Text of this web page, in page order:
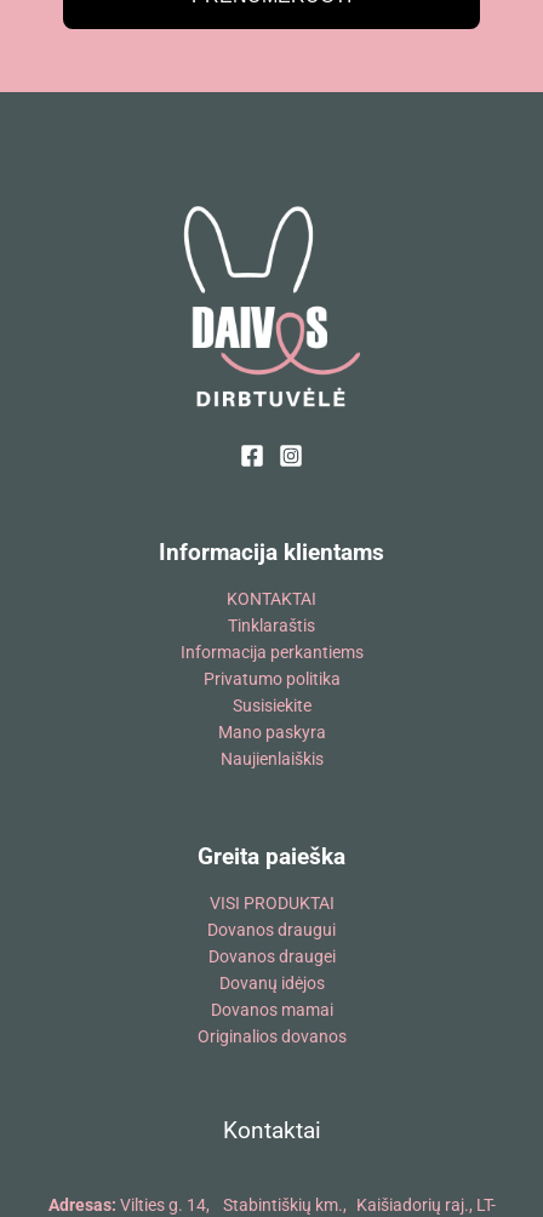
Informacija klientams
KONTAKTAI
Tinklaraštis
Informacija perkantiems
Privatumo politika
Susisiekite
Mano paskyra
Naujienlaiškis
Greita paieška
VISI PRODUKTAI
Dovanos draugui
Dovanos draugei
Dovanų idėjos
Dovanos mamai
Originalios dovanos
Kontaktai
Adresas: Vilties g. 14, Stabintiškių km., Kaišiadorių raj., LT-